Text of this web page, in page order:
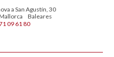
a San Agustín, 30
Baleares
09 61 80